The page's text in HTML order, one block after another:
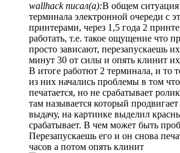
wallhack писал(а):В общем ситуация
терминала электронной очереди с
принтерами, через 1,5 года 2
работать, т.е. такое ощущение что
просто зависают, перезапускаешь
минут 30 от силы и опять клинит
В итоге работют 2 терминала, и то
из них начались проблемы в том
печатается, но не срабатывает
там называется который
выдачу, на картинке выделил
срабатывает. В чем может быть
Перезапускаешь его и он снова
часов а потом опять клинит